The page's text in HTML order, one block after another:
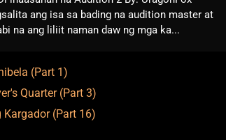
ang isa sa bading na audition master at
na ang liliit naman daw ng mga ka...
(Part 1)
Quarter (Part 3)
Kargador (Part 16)